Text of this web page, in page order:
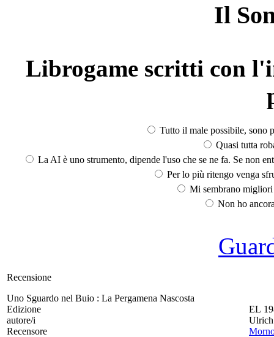
Il
Librogame scritti con
Tutto il male possibile, sono
Quasi tutta
La AI è uno strumento, dipende l'uso che se ne fa. Se non
Per lo più ritengo venga
Mi sembrano
Non ho
Recensione
Uno Sguardo nel Buio : La Pergamena Nascosta
Edizione
EL
autore/i
Recensore